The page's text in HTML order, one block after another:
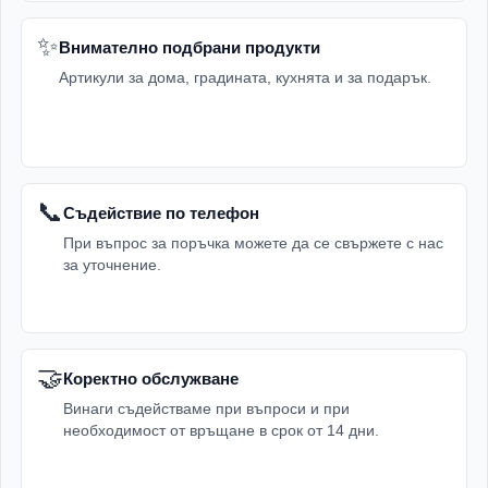
✨Внимателно подбрани продукти
Артикули за дома, градината, кухнята и за подарък.
📞Съдействие по телефон
При въпрос за поръчка можете да се свържете с нас
за уточнение.
🤝Коректно обслужване
Винаги съдействаме при въпроси и при
необходимост от връщане в срок от 14 дни.